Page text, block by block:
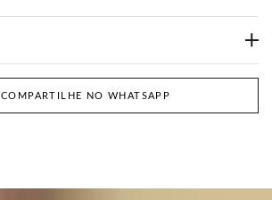
COMPARTILHE NO WHATSAPP